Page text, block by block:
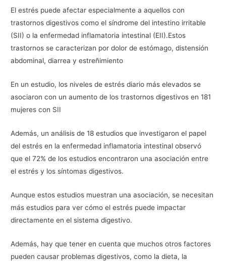
El estrés puede afectar especialmente a aquellos con
trastornos digestivos como el síndrome del intestino irritable
(SII) o la enfermedad inflamatoria intestinal (EII).Estos
trastornos se caracterizan por dolor de estómago, distensión
abdominal, diarrea y estreñimiento
En un estudio, los niveles de estrés diario más elevados se
asociaron con un aumento de los trastornos digestivos en 181
mujeres con SII
Además, un análisis de 18 estudios que investigaron el papel
del estrés en la enfermedad inflamatoria intestinal observó
que el 72% de los estudios encontraron una asociación entre
el estrés y los síntomas digestivos.
Aunque estos estudios muestran una asociación, se necesitan
más estudios para ver cómo el estrés puede impactar
directamente en el sistema digestivo.
Además, hay que tener en cuenta que muchos otros factores
pueden causar problemas digestivos, como la dieta, la